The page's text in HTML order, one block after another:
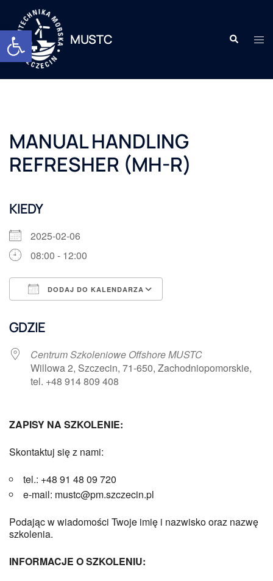
Otwórz pasek narzędzi
MUSTC
MANUAL HANDLING
REFRESHER (MH-R)
KIEDY
2025-02-06
08:00 - 12:00
DODAJ DO KALENDARZA
GDZIE
Centrum Szkoleniowe Offshore MUSTC
Willowa 2, Szczecin, 71-650, Zachodniopomorskie,
tel. +48 914 809 408
ZAPISY NA SZKOLENIE:
Skontaktuj się z nami:
tel.: +48 91 48 09 720
e-mail: mustc@pm.szczecin.pl
Podając w wiadomości Twoje imię i nazwisko oraz nazwę
szkolenia.
INFORMACJE O SZKOLENIU: